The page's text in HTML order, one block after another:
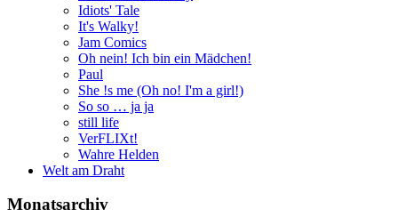
Idiots' Tale
It's Walky!
Jam Comics
Oh nein! Ich bin ein Mädchen!
Paul
She !s me (Oh no! I'm a girl!)
So so … ja ja
still life
VerFLIXt!
Wahre Helden
Welt am Draht
Monatsarchiv